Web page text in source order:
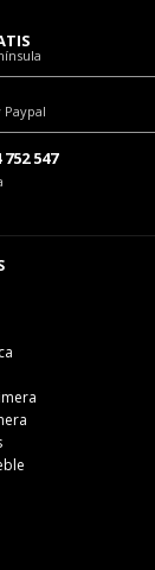
752 547